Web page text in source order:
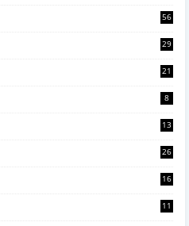
56
29
21
8
13
26
16
11